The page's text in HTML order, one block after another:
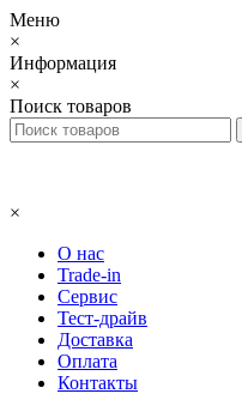
Меню
×
Информация
×
Поиск товаров
×
О нас
Trade-in
Сервис
Тест-драйв
Доставка
Оплата
Контакты